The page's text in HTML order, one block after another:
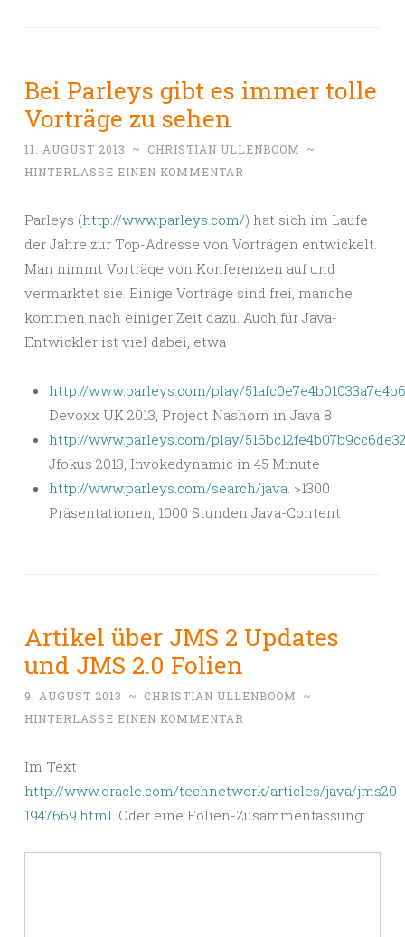
Bei Parleys gibt es immer tolle
Vorträge zu sehen
11. AUGUST 2013 ~ CHRISTIAN ULLENBOOM
~
HINTERLASSE EINEN KOMMENTAR
Parleys (http://www.parleys.com/) hat sich im Laufe
der Jahre zur Top-Adresse von Vorträgen entwickelt.
Man nimmt Vorträge von Konferenzen auf und
vermarktet sie. Einige Vorträge sind frei, manche
kommen nach einiger Zeit dazu. Auch für Java-
Entwickler ist viel dabei, etwa
http://www.parleys.com/play/
Devoxx UK 2013, Project Nashorn in Java 8
http://www.parleys.com/play/
Jfokus 2013, Invokedynamic in 45 Minute
http://www.parleys.com/search/java. >1300
Präsentationen, 1000 Stunden Java-Content
Artikel über JMS 2 Updates
und JMS 2.0 Folien
9. AUGUST 2013 ~ CHRISTIAN ULLENBOOM
~
HINTERLASSE EINEN KOMMENTAR
Im Text
http://www.oracle.com/technetwork/articles/java/jms20-
1947669.html. Oder eine Folien-Zusammenfassung: